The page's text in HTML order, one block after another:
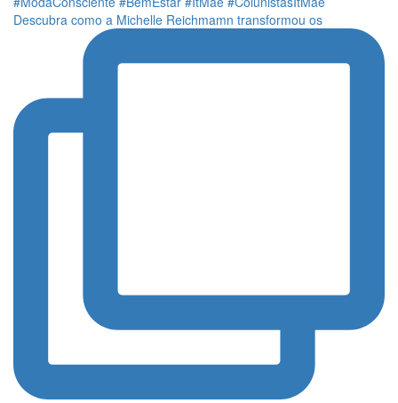
Descubra como a Michelle Reichmamn transformou os